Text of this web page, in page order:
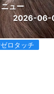
ュー
2026-06-
ロタッチ